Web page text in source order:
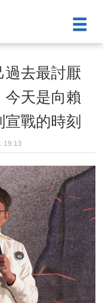
過去最討厭
天是向賴
戰的時刻
19:13